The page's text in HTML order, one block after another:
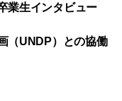
業生インタビュー
（UNDP）との協働